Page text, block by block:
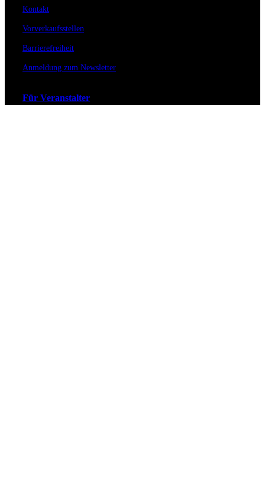
Kontakt
Vorverkaufsstellen
Barrierefreiheit
Anmeldung zum Newsletter
Für Veranstalter